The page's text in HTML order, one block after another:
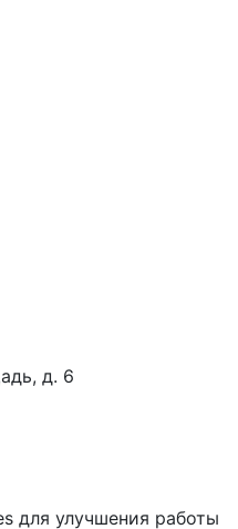
д. 6
для улучшения работы